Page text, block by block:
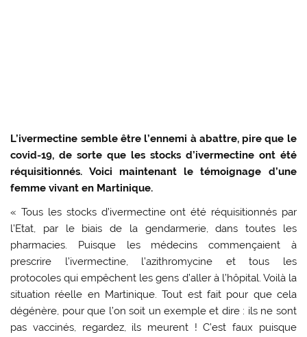
L’ivermectine semble être l’ennemi à abattre, pire que le
covid-19, de sorte que les stocks d’ivermectine ont été
réquisitionnés. Voici maintenant le témoignage d’une
femme vivant en Martinique.
« Tous les stocks d’ivermectine ont été réquisitionnés par
l’Etat, par le biais de la gendarmerie, dans toutes les
pharmacies. Puisque les médecins commençaient à
prescrire l’ivermectine, l’azithromycine et tous les
protocoles qui empêchent les gens d’aller à l’hôpital. Voilà la
situation réelle en Martinique. Tout est fait pour que cela
dégénère, pour que l’on soit un exemple et dire : ils ne sont
pas vaccinés, regardez, ils meurent ! C’est faux puisque